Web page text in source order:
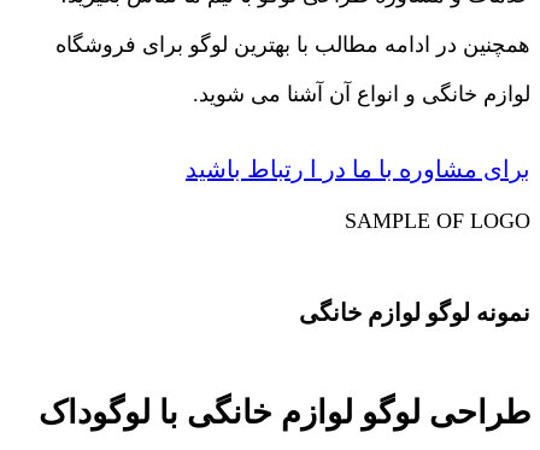
همچنین در ادامه مطالب با بهترین لوگو برای فروشگاه
لوازم خانگی و انواع آن آشنا می شوید.
برای مشاوره با ما در ا رتباط باشید
SAMPLE OF LOGO
نمونه لوگو لوازم خانگی
طراحی لوگو لوازم خانگی با لوگوداک